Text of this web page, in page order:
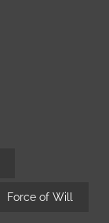
Force of Will